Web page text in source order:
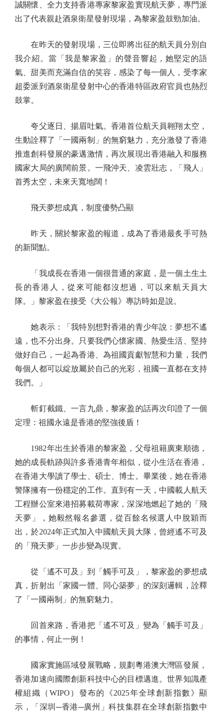
誠關懷、全力支持香港專家黎家盈實現航天夢，專門派
出了代表親赴酒泉衛星發射現場，為黎家盈鼓勁加油。
在昨天的發射現場，三位即將出征的航天員分別自
我介紹。當「我是黎家盈」的聲音響起，她堅定的語
氣、甜美而充滿自信的笑容，感染了每一個人，受李家
超委派到酒泉衛星發射中心的香港特區政府官員也熱烈
鼓掌。
夸父逐日、揚眉吐氣。香港首位航天員翱翔太空，
生動詮釋了「一國兩制」的無窮魅力，充分激發了香港
推進創科發展的豪邁激情，再次展現出香港融入和服務
國家大局的廣闊前景。一飛沖天、凌雲壯志，「飛人」
首秀太空，未來天寬地闊！
飛天夢想成真，制度優勢凸顯
昨天，關於黎家盈的報道，成為了香港最炙手可熱
的新聞點。
「我成長在香港一個很普通的家庭，是一個土生土
長的香港人，從來可能都沒想過，可以來航天員大
隊。」黎家盈在接受《大公報》專訪時如是說。
她表示：「我特別想對香港的青少年說：夢想不遙
遠，也不分出身。只要我們心懷家國、熱愛生活、堅持
做好自己，一起為香港、為祖國貢獻智慧和力量，我們
每個人都可以綻放屬於自己的光彩，祖國一直都在支持
我們。」
斬釘截鐵、一言九鼎，黎家盈的話再次印證了一個
定理：祖國永遠是香港的堅強後盾！
1982年出生於香港的黎家盈，父母祖籍廣東順德，
她的成長軌跡與許多香港青年相似，從小生活在香港，
在香港大學讀了學士、碩士、博士。畢業後，她在香港
警隊擁有一份穩定的工作。直到有一天，中國載人航天
工程辦公室來港招募載荷專家，深深地燃起了她的「飛
天夢」，她毅然報名參選，從百餘名候選人中脫穎而
出，於2024年正式加入中國航天員大隊，曾經遙不可及
的「飛天夢」一步步變為現實。
從「遙不可及」到「觸手可及」，黎家盈的夢想成
真，折射出「家國一體、同心築夢」的深刻邏輯，詮釋
了「一國兩制」的無窮魅力。
回首來路，香港把「遙不可及」變為「觸手可及」
的事情，何止一例！
國家實施區域發展戰略，規劃粵港澳大灣區發展，
香港加速向國際創新科技中心的目標邁進。世界知識產
權組織（WIPO）發布的《2025年全球創新指數》顯
示，「深圳─香港─廣州」科技集群在全球創新指數中